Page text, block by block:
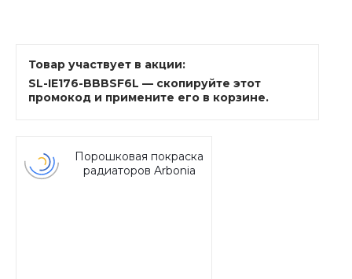
Товар участвует в акции:
SL-IE176-BBBSF6L — скопируйте этот
промокод и примените его в корзине.
Порошковая покраска
радиаторов Arbonia